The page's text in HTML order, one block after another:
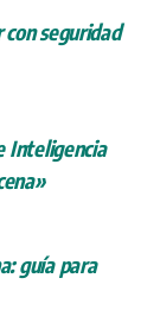
seguridad
Inteligencia
guía para